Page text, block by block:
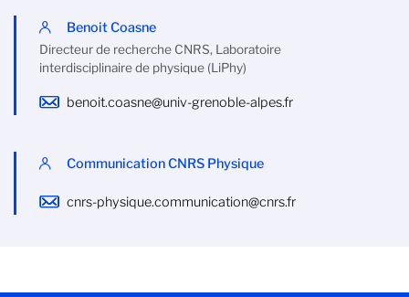
Benoit Coasne
Directeur de recherche CNRS, Laboratoire
interdisciplinaire de physique (LiPhy)
benoit.coasne@univ-grenoble-alpes.fr
Communication CNRS Physique
cnrs-physique.communication@cnrs.fr